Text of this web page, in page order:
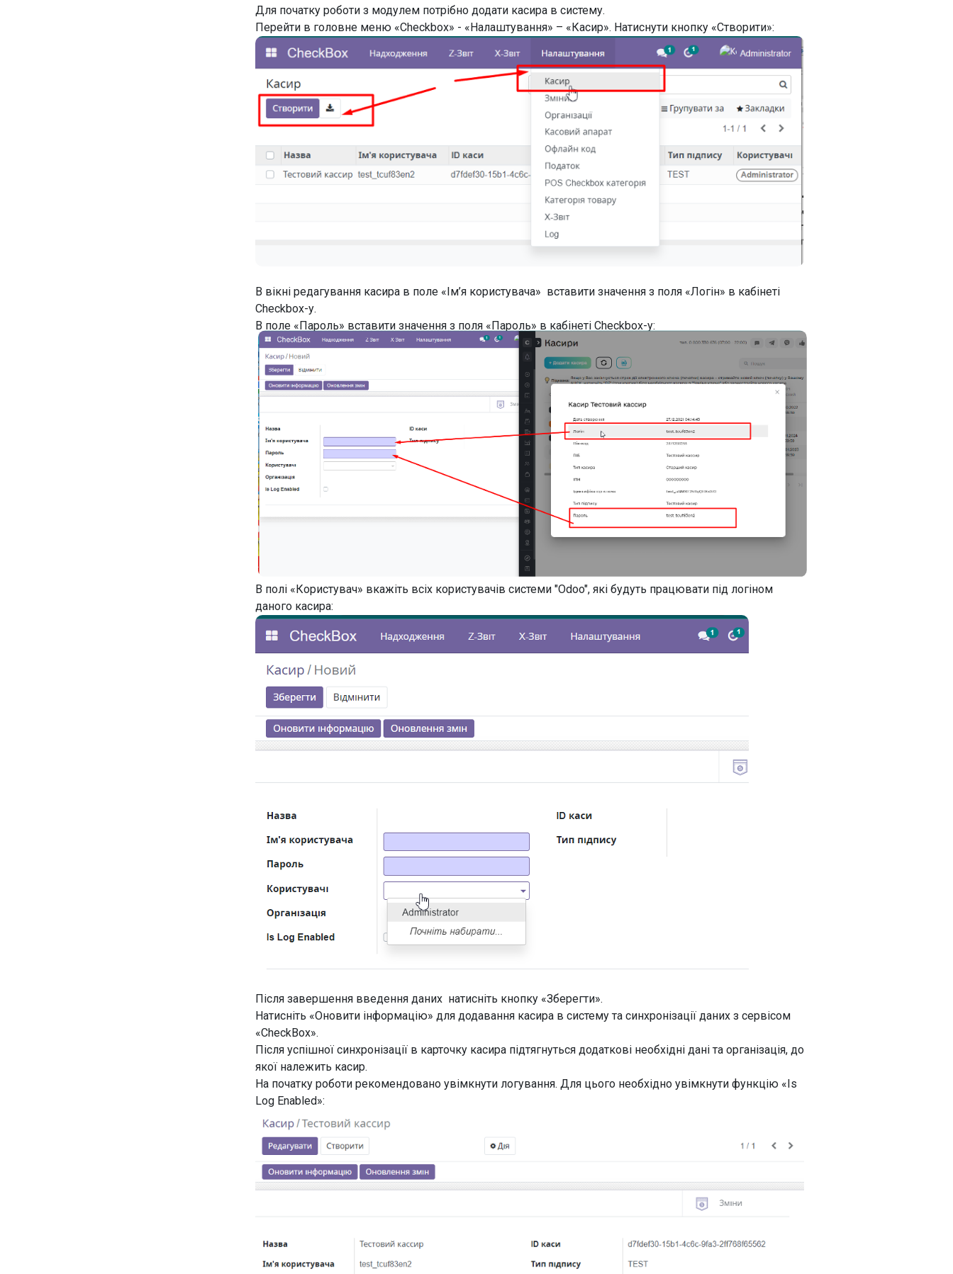
Для початку роботи з модулем потрібно додати касира в систему.
Перейти в головне меню «Checkbox» - «Налаштування» – «Касир». Натиснути кнопку «Створити»:
В вікні редагування касира в поле «Ім’я користувача» вставити значення з поля «Логін» в кабінеті
Checkbox-у.
В поле «Пароль» вставити значення з поля «Пароль» в кабінеті Checkbox-у:
В полі «Користувач» вкажіть всіх користувачів системи "Odoo", які будуть працювати під логіном
даного касира:
Після завершення введення даних натисніть кнопку «Зберегти».
Натисніть «Оновити інформацію» для додавання касира в систему та синхронізації даних з сервісом
«CheckBox».
Після успішної синхронізації в карточку касира підтягнуться додаткові необхідні дані та організація, до
якої належить касир.
На початку роботи рекомендовано увімкнути логування. Для цього необхідно увімкнути функцію «Is
Log Enabled»: